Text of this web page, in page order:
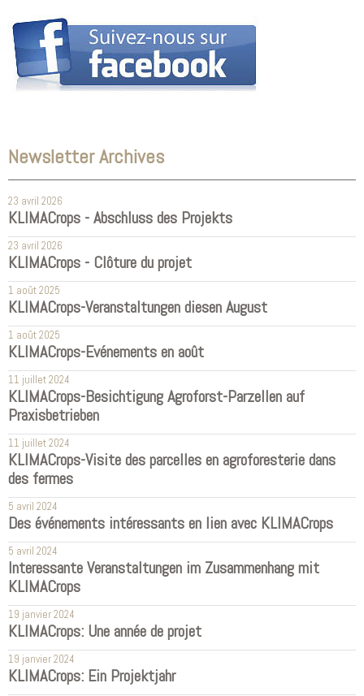
Newsletter Archives
23 avril 2026
KLIMACrops - Abschluss des Projekts
23 avril 2026
KLIMACrops - Clôture du projet
1 août 2025
KLIMACrops-Veranstaltungen diesen August
1 août 2025
KLIMACrops-Evénements en août
11 juillet 2024
KLIMACrops-Besichtigung Agroforst-Parzellen auf
Praxisbetrieben
11 juillet 2024
KLIMACrops-Visite des parcelles en agroforesterie dans
des fermes
5 avril 2024
Des événements intéressants en lien avec KLIMACrops
5 avril 2024
Interessante Veranstaltungen im Zusammenhang mit
KLIMACrops
19 janvier 2024
KLIMACrops: Une année de projet
19 janvier 2024
KLIMACrops: Ein Projektjahr